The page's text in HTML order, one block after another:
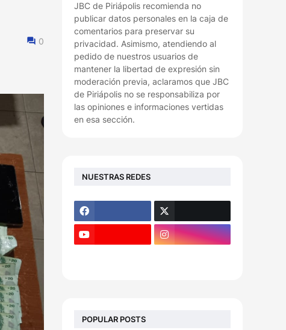
0
JBC de Piriápolis recomienda no
publicar datos personales en la caja de
comentarios para preservar su
privacidad. Asimismo, atendiendo al
pedido de nuestros usuarios de
mantener la libertad de expresión sin
moderación previa, aclaramos que JBC
de Piriápolis no se responsabiliza por
las opiniones e informaciones vertidas
en esa sección.
NUESTRAS REDES
POPULAR POSTS